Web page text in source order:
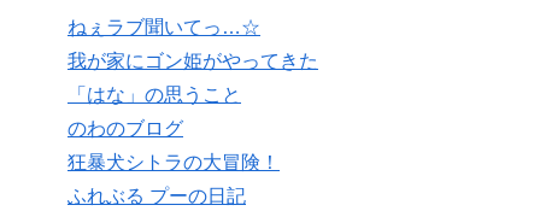
ねぇラブ聞いてっ…☆
我が家にゴン姫がやってきた
「はな」の思うこと
のわのブログ
狂暴犬シトラの大冒険！
ふれぶる プーの日記